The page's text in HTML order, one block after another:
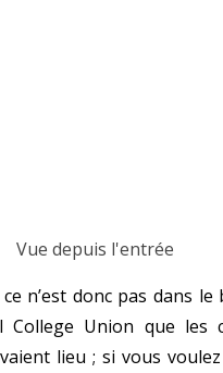
Vue depuis l'entrée
n’est donc pas dans le
College Union que les
lieu ; si vous